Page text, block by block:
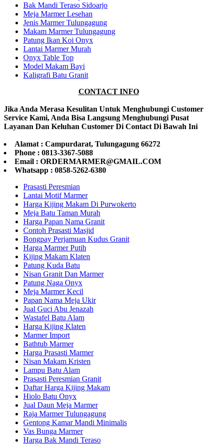
Bak Mandi Teraso Sidoarjo
Meja Marmer Lesehan
Jenis Marmer Tulungagung
Makam Marmer Tulungagung
Patung Ikan Koi Onyx
Lantai Marmer Murah
Onyx Table Top
Model Makam Bayi
Kaligrafi Batu Granit
CONTACT INFO
Jika Anda Merasa Kesulitan Untuk Menghubungi Customer
Service Kami, Anda Bisa Langsung Menghubungi Pusat
Layanan Dan Keluhan Customer Di Contact Di Bawah Ini
Alamat : Campurdarat, Tulungagung 66272
Phone : 0813-3367-5088
Email : ORDERMARMER@GMAIL.COM
Whatsapp : 0858-5262-6380
Prasasti Peresmian
Lantai Motif Marmer
Harga Kijing Makam Di Purwokerto
Meja Batu Taman Murah
Harga Papan Nama Granit
Contoh Prasasti Masjid
Bongpay Perjamuan Kudus Granit
Harga Marmer Putih
Kijing Makam Klaten
Patung Kuda Batu
Nisan Granit Dan Marmer
Patung Naga Onyx
Meja Marmer Kecil
Papan Nama Meja Ukir
Jual Guci Abu Jenazah
Wastafel Batu Alam
Harga Kijing Klaten
Marmer Import
Bathtub Marmer
Harga Prasasti Marmer
Nisan Makam Kristen
Lampu Batu Alam
Prasasti Peresmian Granit
Daftar Harga Kijing Makam
Hiolo Batu Onyx
Jual Daun Meja Marmer
Raja Marmer Tulungagung
Gentong Kamar Mandi Minimalis
Vas Bunga Marmer
Harga Bak Mandi Teraso